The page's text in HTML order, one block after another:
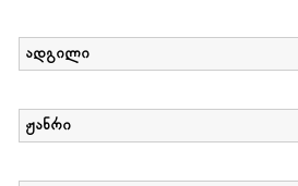
ადგილი
ჟანრი